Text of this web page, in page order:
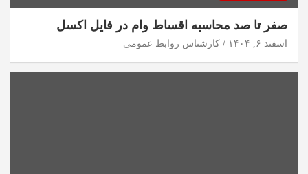
صفر تا صد محاسبه اقساط وام در فایل اکسل
اسفند ۶, ۱۴۰۴ کارشناس روابط عمومی